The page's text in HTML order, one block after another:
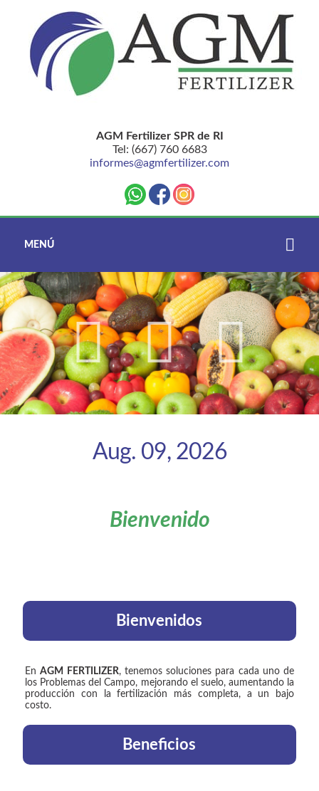
AGM Fertilizer SPR de RI
Tel: (667) 760 6683
informes@agmfertilizer.com
MENÚ
Aug. 09, 2026
Bienvenido
Bienvenidos
EnAGM FERTILIZER, tenemos soluciones para cada uno de
los Problemas del Campo, mejorando el suelo, aumentando la
producción con la fertilización más completa, a un bajo
costo.
Beneficios